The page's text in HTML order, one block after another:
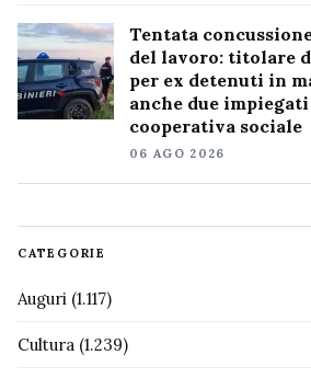
Tentata
del lavoro: titolare
per ex detenuti in
anche due
cooperativa sociale
06 AGO 2026
CATEGORIE
Auguri (1.117)
Cultura (1.239)